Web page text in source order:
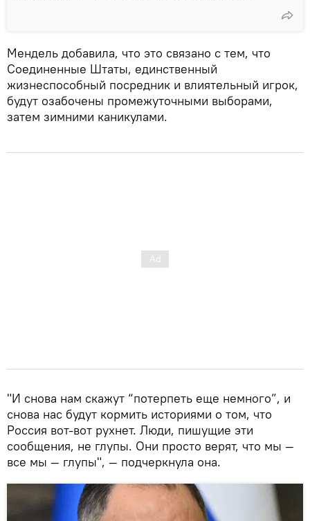
Мендель добавила, что это связано с тем, что
Соединенные Штаты, единственный
жизнеспособный посредник и влиятельный игрок,
будут озабочены промежуточными выборами,
затем зимними каникулами.
"И снова нам скажут “потерпеть еще немного”, и
снова нас будут кормить историями о том, что
Россия вот-вот рухнет. Люди, пишущие эти
сообщения, не глупы. Они просто верят, что мы —
все мы — глупы", — подчеркнула она.